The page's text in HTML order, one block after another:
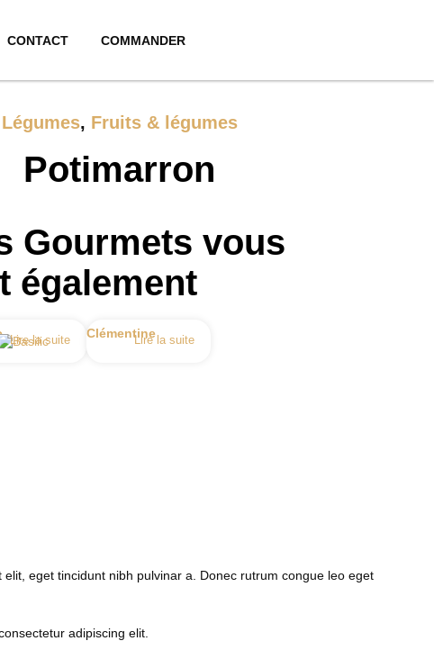
CONTACT COMMANDER
Légumes, Fruits & légumes
Potimarron
Gourmets vous
également
Lire la suite ClémentineLire la suite
eget tincidunt nibh pulvinar a. Donec rutrum congue leo eget
adipiscing elit.